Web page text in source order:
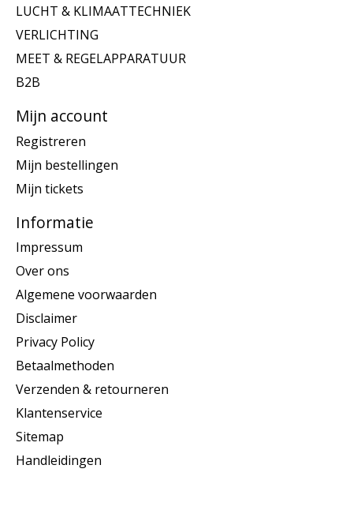
LUCHT & KLIMAATTECHNIEK
VERLICHTING
MEET & REGELAPPARATUUR
B2B
Mijn account
Registreren
Mijn bestellingen
Mijn tickets
Informatie
Impressum
Over ons
Algemene voorwaarden
Disclaimer
Privacy Policy
Betaalmethoden
Verzenden & retourneren
Klantenservice
Sitemap
Handleidingen